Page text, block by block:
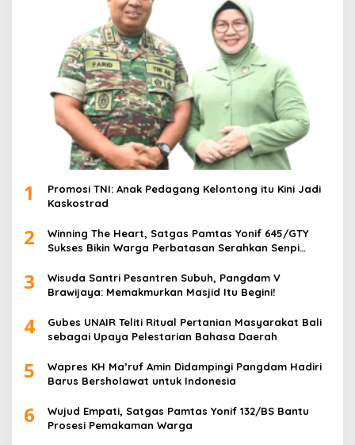
1
Promosi TNI: Anak Pedagang Kelontong itu Kini Jadi
Kaskostrad
2
Winning The Heart, Satgas Pamtas Yonif 645/GTY
Sukses Bikin Warga Perbatasan Serahkan Senpi
3
Wisuda Santri Pesantren Subuh, Pangdam V
Brawijaya: Memakmurkan Masjid Itu Begini!
4
Gubes UNAIR Teliti Ritual Pertanian Masyarakat Bali
sebagai Upaya Pelestarian Bahasa Daerah
5
Wapres KH Ma’ruf Amin Didampingi Pangdam Hadiri
Barus Bersholawat untuk Indonesia
6
Wujud Empati, Satgas Pamtas Yonif 132/BS Bantu
Prosesi Pemakaman Warga